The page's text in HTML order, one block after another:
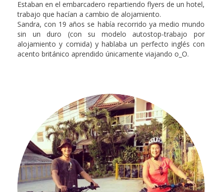
Estaban en el embarcadero repartiendo flyers de un hotel,
trabajo que hacían a cambio de alojamiento.
Sandra, con 19 años se había recorrido ya medio mundo
sin un duro (con su modelo autostop-trabajo por
alojamiento y comida) y hablaba un perfecto inglés con
acento británico aprendido únicamente viajando o_O.